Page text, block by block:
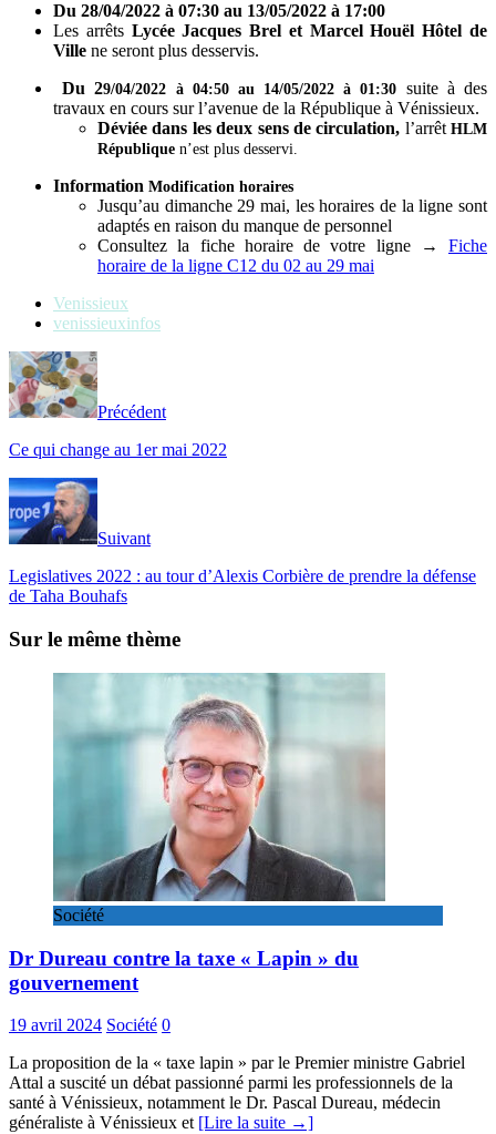
Du 28/04/2022 à 07:30 au 13/05/2022 à 17:00
Les arrêts Lycée Jacques Brel et Marcel Houël Hôtel de
Ville ne seront plus desservis.
Du 29/04/2022 à 04:50 au 14/05/2022 à 01:30 suite à des
travaux en cours sur l’avenue de la République à Vénissieux.
Déviée dans les deux sens de circulation, l’arrêt HLM
République n’est plus desservi.
Information Modification horaires
Jusqu’au dimanche 29 mai, les horaires de la ligne sont
adaptés en raison du manque de personnel
Consultez la fiche horaire de votre ligne → Fiche
horaire de la ligne C12 du 02 au 29 mai
Venissieux
venissieuxinfos
Précédent
Ce qui change au 1er mai 2022
Suivant
Legislatives 2022 : au tour d’Alexis Corbière de prendre la défense
de Taha Bouhafs
Sur le même thème
Société
Dr Dureau contre la taxe « Lapin » du
gouvernement
19 avril 2024 Société 0
La proposition de la « taxe lapin » par le Premier ministre Gabriel
Attal a suscité un débat passionné parmi les professionnels de la
santé à Vénissieux, notamment le Dr. Pascal Dureau, médecin
généraliste à Vénissieux et [Lire la suite →]